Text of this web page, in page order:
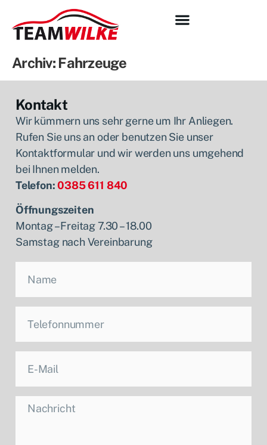
Archiv: Fahrzeuge
Kontakt
Wir kümmern uns sehr gerne um Ihr Anliegen.
Rufen Sie uns an oder benutzen Sie unser
Kontaktformular und wir werden uns umgehend
bei Ihnen melden.
Telefon:0385 611 840
Öffnungszeiten
Montag – Freitag 7.30 – 18.00
Samstag nach Vereinbarung